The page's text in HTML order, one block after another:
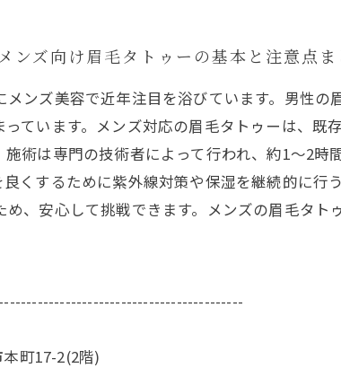
ンズ向け眉毛タトゥーの基本と注意点ま
メンズ美容で近年注目を浴びています。男性
っています。メンズ対応の眉毛タトゥーは、
術は専門の技術者によって行われ、約1〜2
良くするために紫外線対策や保湿を継続的に
め、安心して挑戦できます。メンズの眉毛タ
町17-2(2階)